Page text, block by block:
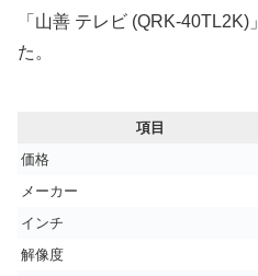
「山善 テレビ (QRK-
た。
項目
価格
メーカー
インチ
解像度